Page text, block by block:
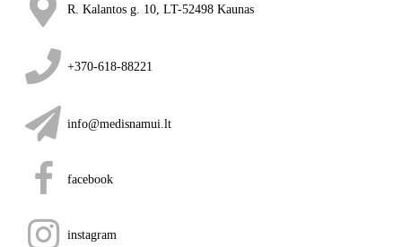
R. Kalantos g. 10, LT-52498 Kaunas
+370-618-88221
info@medisnamui.lt
facebook
instagram